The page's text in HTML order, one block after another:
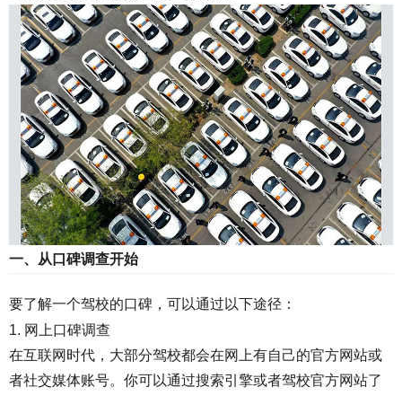
一、从口碑调查开始
要了解一个驾校的口碑，可以通过以下途径：
1. 网上口碑调查
在互联网时代，大部分驾校都会在网上有自己的官方网站或
者社交媒体账号。你可以通过搜索引擎或者驾校官方网站了